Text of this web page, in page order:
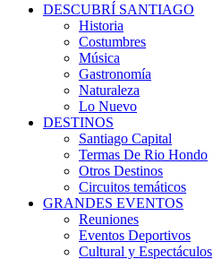
DESCUBRÍ SANTIAGO
Historia
Costumbres
Música
Gastronomía
Naturaleza
Lo Nuevo
DESTINOS
Santiago Capital
Termas De Rio Hondo
Otros Destinos
Circuitos temáticos
GRANDES EVENTOS
Reuniones
Eventos Deportivos
Cultural y Espectáculos